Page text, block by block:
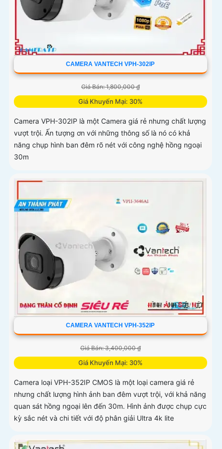
CAMERA VANTECH VPH-302IP
Giá Bán: 1,800,000 ₫
Giá Khuyến Mại: 30%
Camera VPH-302IP là một Camera giá rẻ nhưng chất lượng
vượt trội. Ấn tượng ơn với những thông số là nó có khả
năng chụp hình ban đêm rõ nét với công nghệ hồng ngoại
30m
CAMERA VANTECH VPH-352IP
Giá Bán: 3,400,000 ₫
Giá Khuyến Mại: 30%
Camera loại VPH-352IP CMOS là một loại camera giá rẻ
nhưng chất lượng hình ảnh ban đêm vượt trội, với khả năng
quan sát hồng ngoại lên đến 30m. Hình ảnh được chụp cực
kỳ sắc nét và chi tiết với độ phân giải Ultra 4k lite